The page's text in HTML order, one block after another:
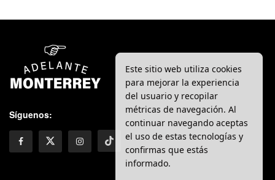
Síguenos:
Este sitio web utiliza cookies
para mejorar la experiencia
del usuario y recopilar
métricas de navegación. Al
continuar navegando aceptas
el uso de estas tecnologías y
confirmas que estás
informado.